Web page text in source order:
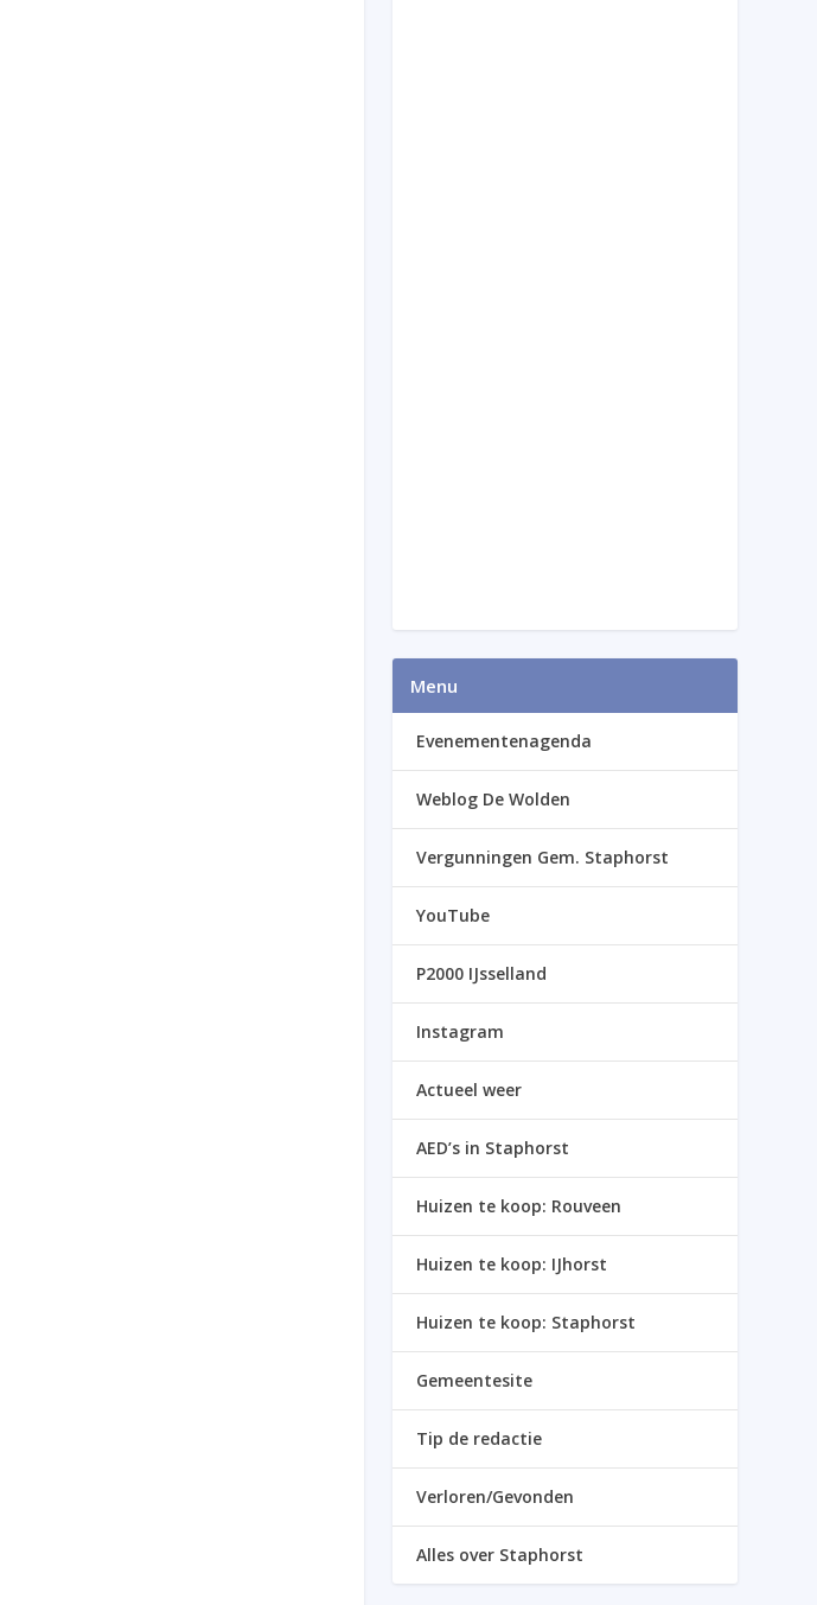
Menu
Evenementenagenda
Weblog De Wolden
Vergunningen Gem. Staphorst
YouTube
P2000 IJsselland
Instagram
Actueel weer
AED’s in Staphorst
Huizen te koop: Rouveen
Huizen te koop: IJhorst
Huizen te koop: Staphorst
Gemeentesite
Tip de redactie
Verloren/Gevonden
Alles over Staphorst